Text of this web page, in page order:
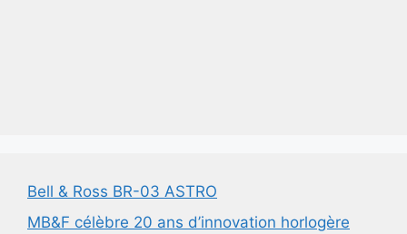
Bell & Ross BR-03 ASTRO
MB&F célèbre 20 ans d’innovation horlogère